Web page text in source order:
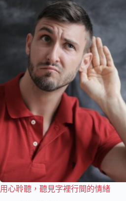
用心聆聽，聽見字裡行間的情緒